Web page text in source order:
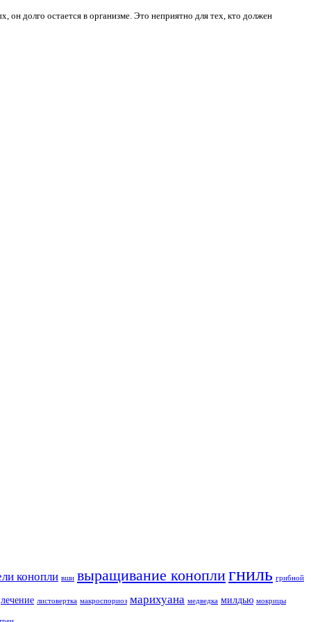
он долго остается в организме. Это неприятно для тех, кто должен
конопли вши выращивание коноплигниль грибной
лечение листовертка макроспориоз марихуана медведка милдью мокрицы